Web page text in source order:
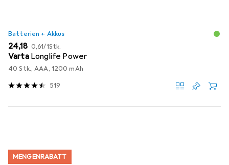
Batterien + Akkus
EUR
24,18 EUR
0,61/1Stk.
Varta Longlife Power
40 Stk., AAA, 1200 mAh
519
MENGENRABATT